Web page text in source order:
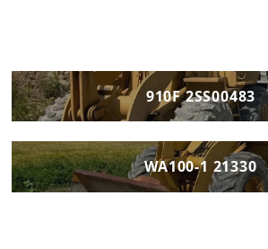
910F 2SS00483
WA100-1 21330